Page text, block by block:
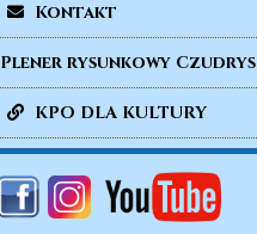
Kontakt
Plener rysunkowy Czudrys
KPO DLA KULTURY